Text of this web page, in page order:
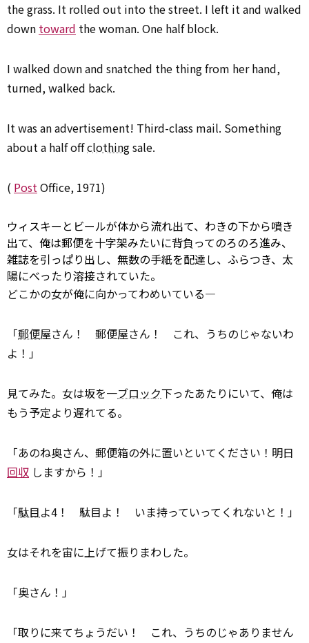
the grass. It rolled out into the street. I left it and walked
down toward the woman. One half block.
I walked down and snatched the thing from her hand,
turned, walked back.
It was an advertisement! Third-class mail. Something
about a half offclothingsale.
( PostOffice, 1971)
ウィスキーとビールが体から流れ出て、わきの下から噴き
出て、俺は郵便を十字架みたいに背負ってのろのろ進み、
雑誌を引っぱり出し、無数の手紙を配達し、ふらつき、太
陽にべったり溶接されていた。
どこかの女が俺に向かってわめいている―
「郵便屋さん！ 郵便屋さん！ これ、うちのじゃないわ
よ！」
見てみた。女は坂を一ブロック下ったあたりにいて、俺は
もう予定より遅れてる。
「あのね奥さん、郵便箱の外に置いといてください！明日
回収 しますから！」
「駄目よ4！ 駄目よ！ いま持っていってくれないと！」
女はそれを宙に上げて振りまわした。
「奥さん！」
「取りに来てちょうだい！ これ、うちのじゃありません